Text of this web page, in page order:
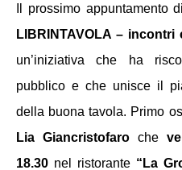
Il prossimo appuntamento di
un’iniziativa che ha
pubblico e che unisce il
Lia Giancristofaro che
18.30 nel ristorante “La